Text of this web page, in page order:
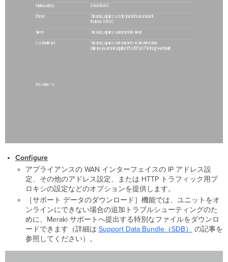
Configure
アプライアンスの WAN インターフェイスの IP アドレス設
定、その他のアドレス設定、または HTTP トラフィック用プ
ロキシの設定などのオプションを提供します。
［サポート データのダウンロード］機能では、ユニットをオ
ンラインにできない場合の追加トラブルシューティングのた
めに、Meraki サポートへ提出する特別なファイルをダウンロ
ードできます（詳細は Support Data Bundle（SDB）
の記事を
参照してください）。